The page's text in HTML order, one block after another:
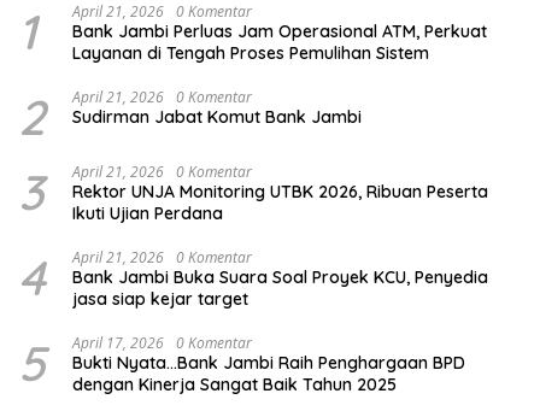
1 April 21, 2026 0 Komentar
Bank Jambi Perluas Jam Operasional ATM, Perkuat
Layanan di Tengah Proses Pemulihan Sistem
2 April 21, 2026 0 Komentar
Sudirman Jabat Komut Bank Jambi
3 April 21, 2026 0 Komentar
Rektor UNJA Monitoring UTBK 2026, Ribuan Peserta
Ikuti Ujian Perdana
4 April 21, 2026 0 Komentar
Bank Jambi Buka Suara Soal Proyek KCU, Penyedia
jasa siap kejar target
5 April 17, 2026 0 Komentar
Bukti Nyata…Bank Jambi Raih Penghargaan BPD
dengan Kinerja Sangat Baik Tahun 2025